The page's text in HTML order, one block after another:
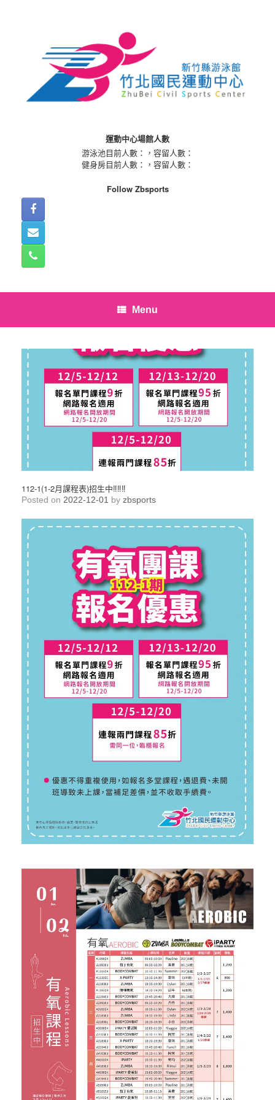
運動中心場館人數
游泳池目前人數：
，容留人數：
健身房目前人數：
，容留人數：
Follow Zbsports
Menu
112-1(1-2月課程表)招生中‼️‼️‼️
Posted on 2022-12-01 by zbsports